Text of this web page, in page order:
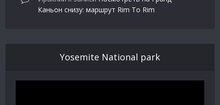
Каньон снизу: маршрут Rim To Rim
Yosemite National park